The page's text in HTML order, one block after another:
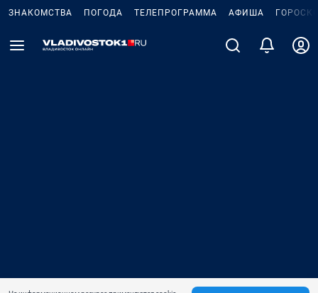
ЗНАКОМСТВА ПОГОДА ТЕЛЕПРОГРАММА АФИША